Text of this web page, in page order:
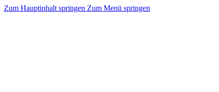
Zum Hauptinhalt springen Zum Menü springen